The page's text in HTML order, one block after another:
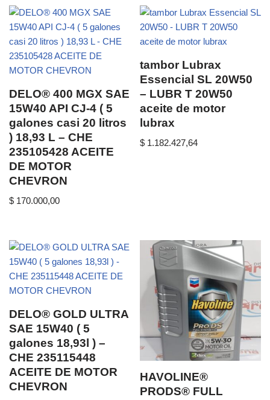
DELO® 400 MGX SAE
15W40 API CJ-4 ( 5
galones casi 20 litros
) 18,93 L – CHE
235105428 ACEITE
DE MOTOR
CHEVRON
$ 170.000,00
tambor Lubrax
Essencial SL 20W50
– LUBR T 20W50
aceite de motor
lubrax
$ 1.182.427,64
DELO® GOLD ULTRA
SAE 15W40 ( 5
galones 18,93l ) –
CHE 235115448
ACEITE DE MOTOR
CHEVRON
HAVOLINE®
PRODS® FULL